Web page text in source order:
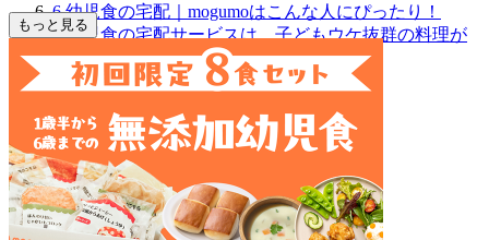
6.幼児食の宅配｜mogumoはこんな人にぴったり！
7.幼児食の宅配サービスは、子どもウケ抜群の料理が
手軽に♪
もっと見る